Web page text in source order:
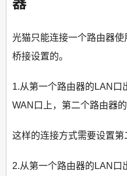
光猫只能连接一个路由器
桥接设置的。
1.从第一个路由器的LAN口
WAN口上，第二个路由器
这样的连接方式需要设置第
2.从第一个路由器的LAN口